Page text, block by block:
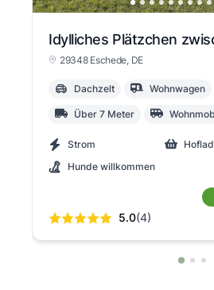
29348 Eschede, DE
Dachzelt Wohnwagen
Über 7 Meter
Strom
Hunde willkommen
5.0(4)